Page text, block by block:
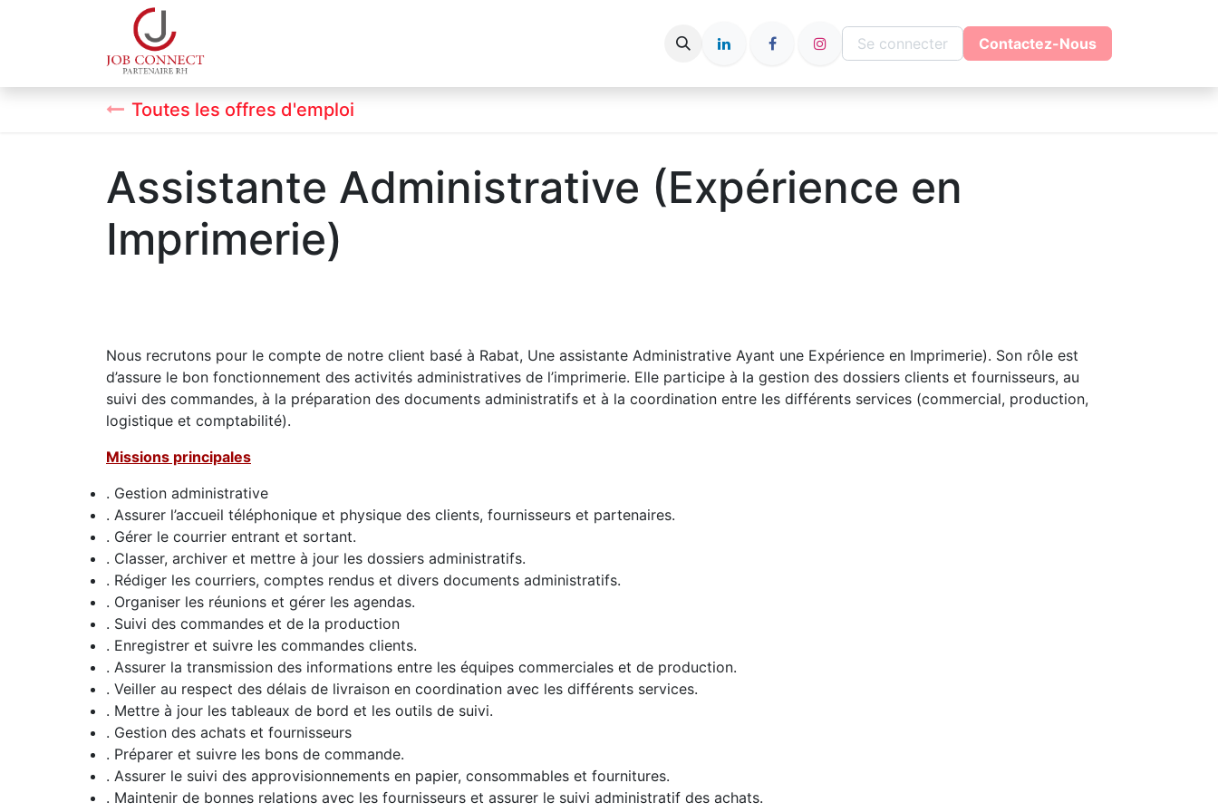
Nos Articles Se connecter Contactez-Nous
Toutes les offres d'emploi
Assistante Administrative (Expérience en
Imprimerie)
Nous recrutons pour le compte de notre client basé à Rabat, Une assistante Administrative Ayant une Expérience en Imprimerie). Son rôle est
d’assure le bon fonctionnement des activités administratives de l’imprimerie. Elle participe à la gestion des dossiers clients et fournisseurs, au
suivi des commandes, à la préparation des documents administratifs et à la coordination entre les différents services (commercial, production,
logistique et comptabilité).
Missions principales
. Gestion administrative
. Assurer l’accueil téléphonique et physique des clients, fournisseurs et partenaires.
. Gérer le courrier entrant et sortant.
. Classer, archiver et mettre à jour les dossiers administratifs.
. Rédiger les courriers, comptes rendus et divers documents administratifs.
. Organiser les réunions et gérer les agendas.
. Suivi des commandes et de la production
. Enregistrer et suivre les commandes clients.
. Assurer la transmission des informations entre les équipes commerciales et de production.
. Veiller au respect des délais de livraison en coordination avec les différents services.
. Mettre à jour les tableaux de bord et les outils de suivi.
. Gestion des achats et fournisseurs
. Préparer et suivre les bons de commande.
. Assurer le suivi des approvisionnements en papier, consommables et fournitures.
. Maintenir de bonnes relations avec les fournisseurs et assurer le suivi administratif des achats.